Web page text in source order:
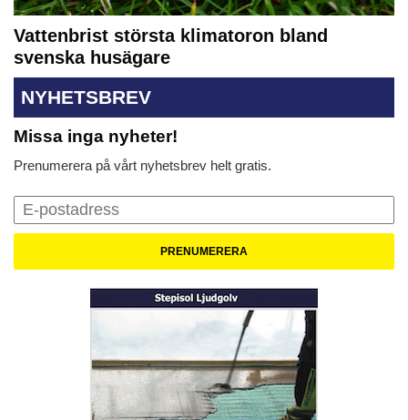
Vattenbrist största klimatoron bland
svenska husägare
NYHETSBREV
Missa inga nyheter!
Prenumerera på vårt nyhetsbrev helt gratis.